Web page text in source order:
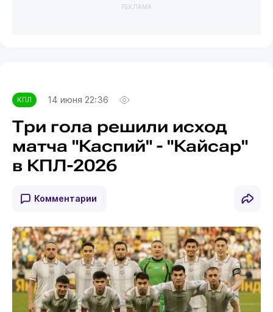
РЕКЛАМА
КПЛ 14 июня 22:36
Три гола решили исход
матча "Каспий" - "Кайсар"
в КПЛ-2026
Комментарии